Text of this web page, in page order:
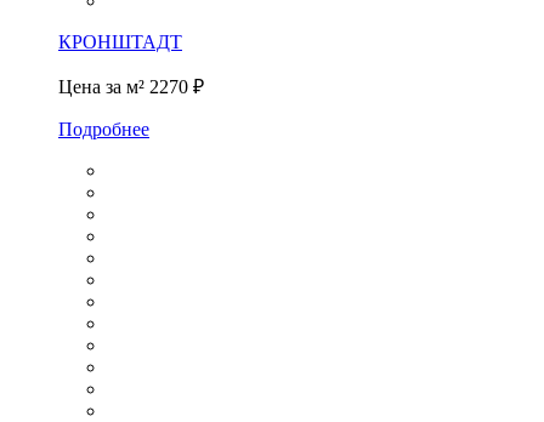
КРОНШТАДТ
Цена за м² 2270 ₽
Подробнее